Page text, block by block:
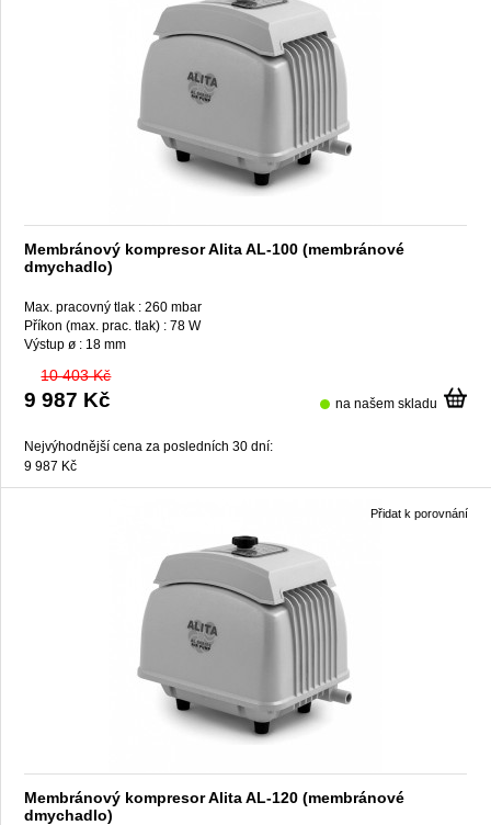
Membránový kompresor Alita AL-100 (membránové
dmychadlo)
Max. pracovný tlak : 260 mbar
Příkon (max. prac. tlak) : 78 W
Výstup ø : 18 mm
10 403 Kč
9 987 Kč na našem skladu
Nejvýhodnější cena za posledních 30 dní:
9 987 Kč
Membránový kompresor Alita AL-120 (membránové
dmychadlo)
Přidat k porovnání